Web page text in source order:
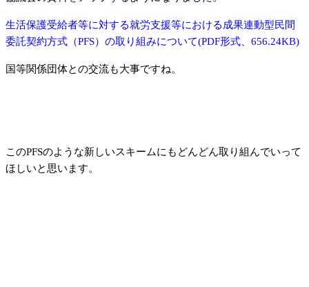
生活保護受給者等に対する就労支援等における成果連動型民間
委託契約方式（PFS）の取り組みについて(PDF形式、656.24KB)
国等関係団体との交流も大事ですね。
このPFSのような新しいスキームにもどんどん取り組んでいって
ほしいと思います。